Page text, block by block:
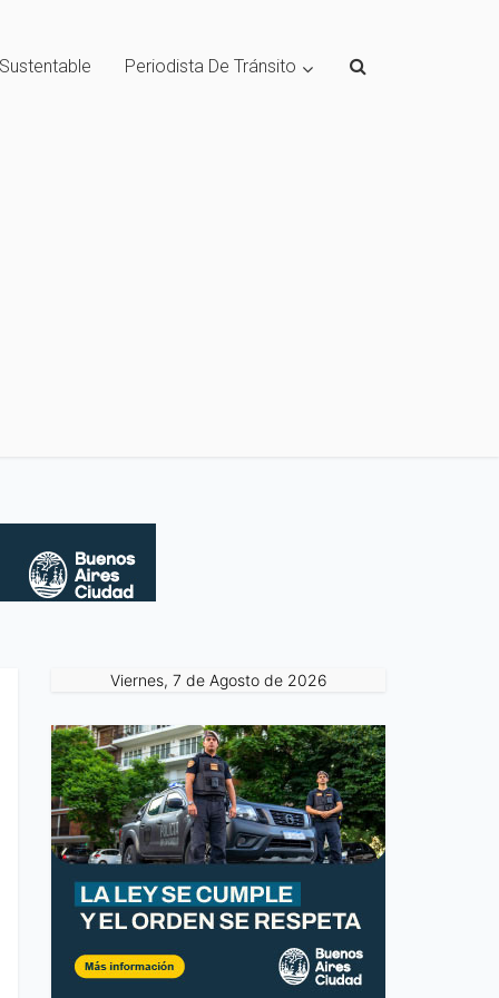
Periodista De Tránsito
Viernes, 7 de Agosto de 2026